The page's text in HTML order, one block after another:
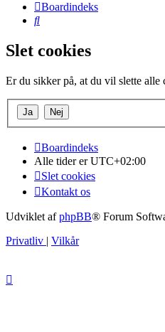
Boardindeks
Søg
Slet cookies
Er du sikker på, at du vil slette alle
Boardindeks
Alle tider erUTC+02:00
Slet cookies
Kontakt os
Udviklet afphpBB® Forum
Privatliv | Vilkår